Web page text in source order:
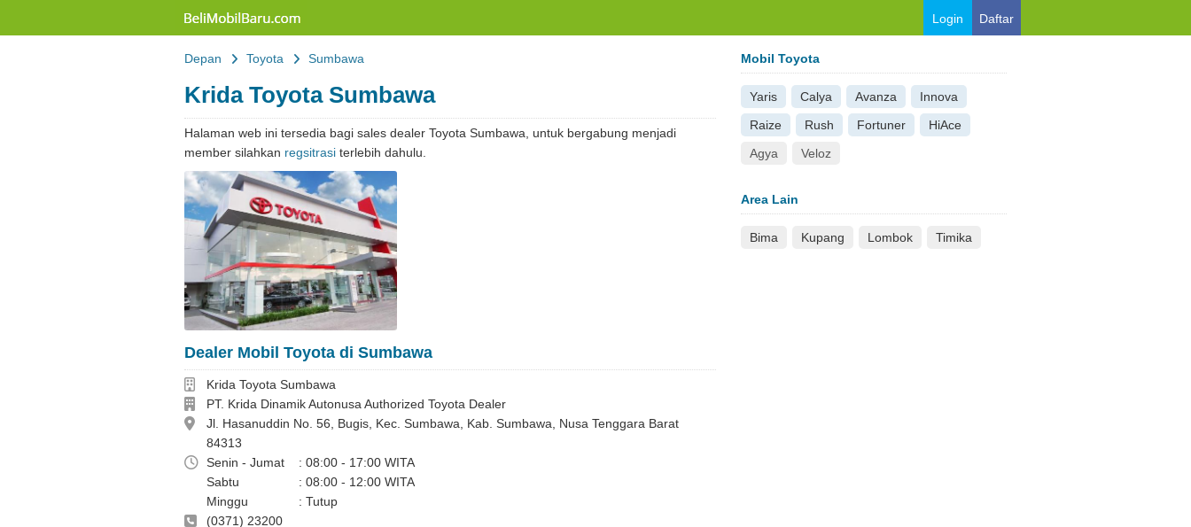
Login Daftar
Depan Toyota Sumbawa
Krida Toyota Sumbawa
Halaman web ini tersedia bagi sales dealer Toyota Sumbawa, untuk bergabung menjadi
member silahkan regsitrasi terlebih dahulu.
Dealer Mobil Toyota di Sumbawa
Dealer
Krida Toyota Sumbawa
Perusahaan
PT. Krida Dinamik Autonusa Authorized Toyota Dealer
Alamat
Jl. Hasanuddin No. 56, Bugis, Kec. Sumbawa, Kab. Sumbawa, Nusa Tenggara Barat
84313
Jam Buka
Senin - Jumat
: 08:00 - 17:00 WITA
Sabtu
: 08:00 - 12:00 WITA
Minggu
: Tutup
Telepon
(0371) 23200
Mobil Toyota
Yaris Calya Avanza
Innova
Raize
Rush Fortuner
HiAce
Agya
Veloz
Area Lain
Bima Kupang Lombok Timika